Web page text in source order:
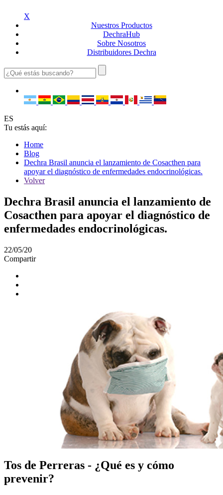
X
Nuestros Productos
DechraHub
Sobre Nosotros
Distribuidores Dechra
ES
Tu estás aquí:
Home
Blog
Dechra Brasil anuncia el lanzamiento de Cosacthen para
apoyar el diagnóstico de enfermedades endocrinológicas.
Volver
Dechra Brasil anuncia el lanzamiento de
Cosacthen para apoyar el diagnóstico de
enfermedades endocrinológicas.
22/05/20
Compartir
Tos de Perreras - ¿Qué es y cómo
prevenir?